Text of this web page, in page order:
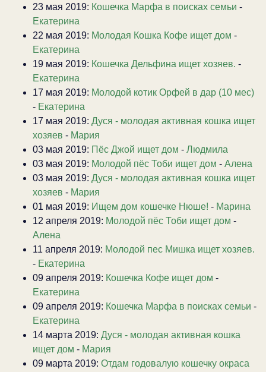
23 мая 2019: Кошечка Марфа в поисках семьи -
Екатерина
22 мая 2019: Молодая Кошка Кофе ищет дом -
Екатерина
19 мая 2019: Кошечка Дельфина ищет хозяев. -
Екатерина
17 мая 2019: Молодой котик Орфей в дар (10 мес)
- Екатерина
17 мая 2019: Дуся - молодая активная кошка ищет
хозяев - Мария
03 мая 2019: Пёс Джой ищет дом - Людмила
03 мая 2019: Молодой пёс Тоби ищет дом - Алена
03 мая 2019: Дуся - молодая активная кошка ищет
хозяев - Мария
01 мая 2019: Ищем дом кошечке Нюше! - Марина
12 апреля 2019: Молодой пёс Тоби ищет дом -
Алена
11 апреля 2019: Молодой пес Мишка ищет хозяев.
- Екатерина
09 апреля 2019: Кошечка Кофе ищет дом -
Екатерина
09 апреля 2019: Кошечка Марфа в поисках семьи -
Екатерина
14 марта 2019: Дуся - молодая активная кошка
ищет дом - Мария
09 марта 2019: Отдам годовалую кошечку окраса